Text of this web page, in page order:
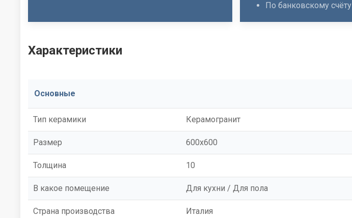
По банковскому счёту
Характеристики
Основные
Тип керамики Керамогранит
Размер 600x600
Толщина 10
В какое помещение Для кухни / Для пола
Страна производства Италия